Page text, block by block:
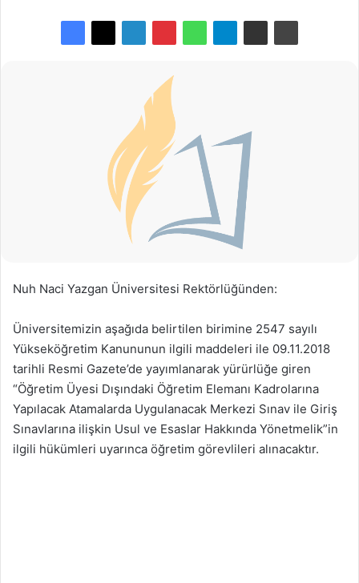
Nuh Naci Yazgan Üniversitesi Rektörlüğünden:
Üniversitemizin aşağıda belirtilen birimine 2547 sayılı
Yükseköğretim Kanununun ilgili maddeleri ile 09.11.2018
tarihli Resmi Gazete’de yayımlanarak yürürlüğe giren
“Öğretim Üyesi Dışındaki Öğretim Elemanı Kadrolarına
Yapılacak Atamalarda Uygulanacak Merkezi Sınav ile Giriş
Sınavlarına ilişkin Usul ve Esaslar Hakkında Yönetmelik”in
ilgili hükümleri uyarınca öğretim görevlileri alınacaktır.